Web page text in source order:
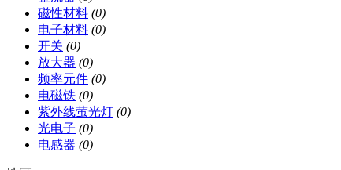
磁性材料 (0)
电子材料 (0)
开关 (0)
放大器 (0)
频率元件 (0)
电磁铁 (0)
紫外线萤光灯 (0)
光电子 (0)
电感器 (0)